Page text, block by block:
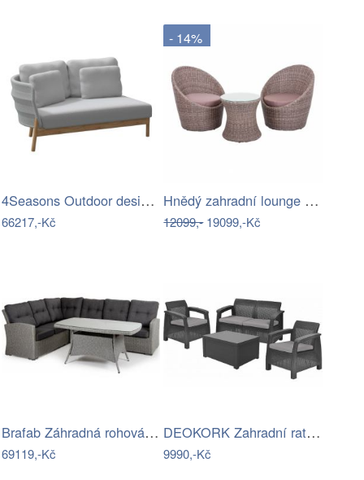
4Seasons Outdoor designové zahradní…
66217,-Kč
- 14%
Hnědý zahradní lounge set Maribor –…
12099,-19099,-Kč
Brafab Záhradná rohová súprava ASHFIELD…
69119,-Kč
DEOKORK Zahradní ratanová sestava CORFU…
9990,-Kč